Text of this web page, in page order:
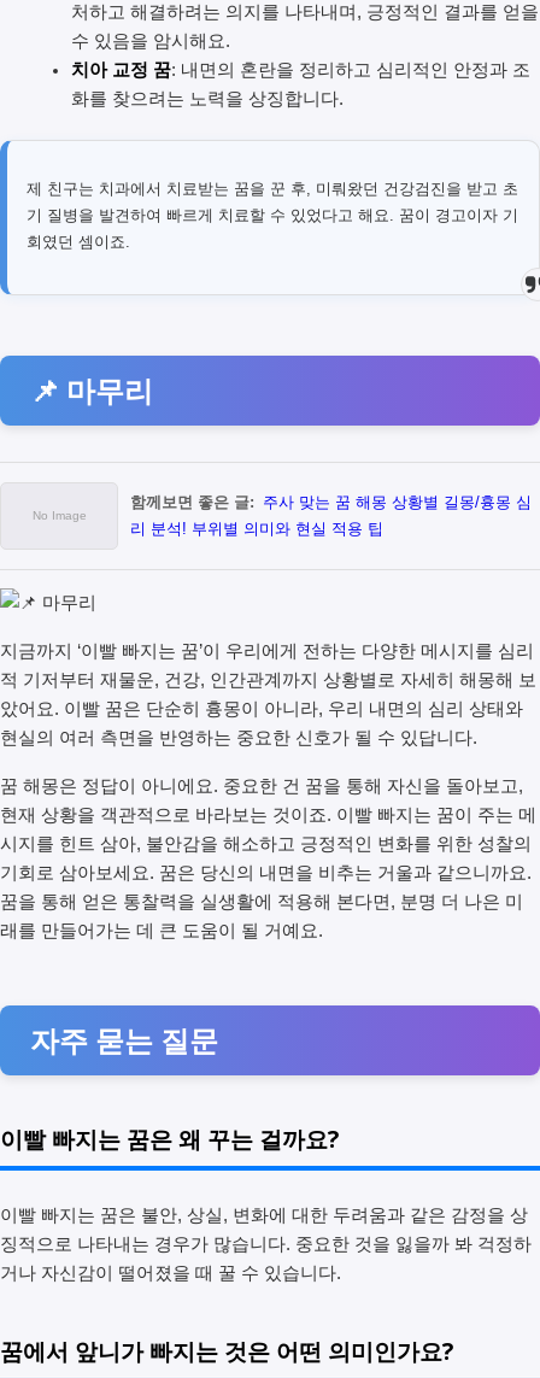
처하고 해결하려는 의지를 나타내며, 긍정적인 결과를 얻을
수 있음을 암시해요.
치아 교정 꿈: 내면의 혼란을 정리하고 심리적인 안정과 조
화를 찾으려는 노력을 상징합니다.
제 친구는 치과에서 치료받는 꿈을 꾼 후, 미뤄왔던 건강검진을 받고 초
기 질병을 발견하여 빠르게 치료할 수 있었다고 해요. 꿈이 경고이자 기
회였던 셈이죠.
📌 마무리
함께보면 좋은 글: 주사 맞는 꿈 해몽 상황별 길몽/흉몽 심
리 분석! 부위별 의미와 현실 적용 팁
지금까지 ‘이빨 빠지는 꿈’이 우리에게 전하는 다양한 메시지를 심리
적 기저부터 재물운, 건강, 인간관계까지 상황별로 자세히 해몽해 보
았어요. 이빨 꿈은 단순히 흉몽이 아니라, 우리 내면의 심리 상태와
현실의 여러 측면을 반영하는 중요한 신호가 될 수 있답니다.
꿈 해몽은 정답이 아니에요. 중요한 건 꿈을 통해 자신을 돌아보고,
현재 상황을 객관적으로 바라보는 것이죠. 이빨 빠지는 꿈이 주는 메
시지를 힌트 삼아, 불안감을 해소하고 긍정적인 변화를 위한 성찰의
기회로 삼아보세요. 꿈은 당신의 내면을 비추는 거울과 같으니까요.
꿈을 통해 얻은 통찰력을 실생활에 적용해 본다면, 분명 더 나은 미
래를 만들어가는 데 큰 도움이 될 거예요.
자주 묻는 질문
이빨 빠지는 꿈은 왜 꾸는 걸까요?
이빨 빠지는 꿈은 불안, 상실, 변화에 대한 두려움과 같은 감정을 상
징적으로 나타내는 경우가 많습니다. 중요한 것을 잃을까 봐 걱정하
거나 자신감이 떨어졌을 때 꿀 수 있습니다.
꿈에서 앞니가 빠지는 것은 어떤 의미인가요?